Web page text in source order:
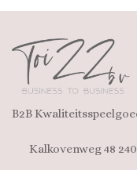
B2B
Kalkovenweg 48